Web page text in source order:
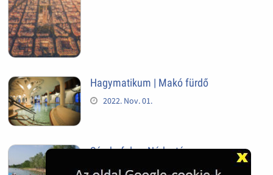
Hagymatikum | Makó fürdő
2022. Nov. 01.
Sándorfalva, Nádastó
2022. Nov. 01.